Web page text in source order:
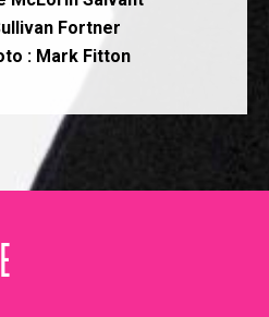
Fortner
: Mark Fitton